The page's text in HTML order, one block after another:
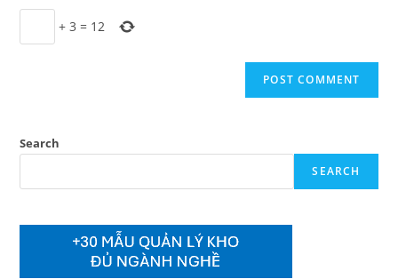
+3 = 12
Search
SEARCH